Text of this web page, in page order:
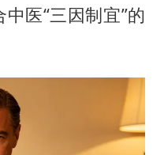
医“三因制宜”的